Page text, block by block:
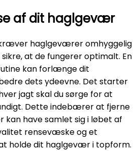
af dit haglgevær
haglgeværer omhyggelig
at de fungerer optimalt. En
kan forlænge dit
dets ydeevne. Det starter
jagt skal du sørge for at
Dette indebærer at fjerne
kan have samlet sig i løbet af
rensevæske og et
holde dit haglgevær i topform.